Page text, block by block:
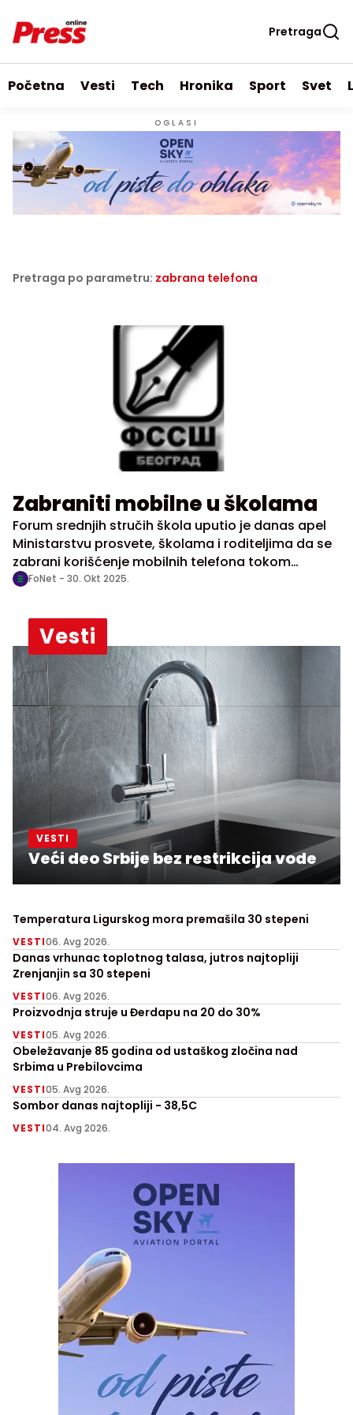
Pretraga
Početna Vesti Tech Hronika Sport Svet
OGLASI
Pretraga po parametru: zabrana telefona
Zabraniti mobilne u školama
Forum srednjih stručih škola uputio je danas apel
Ministarstvu prosvete, školama i roditeljima da se
zabrani korišćenje mobilnih telefona tokom
nastave i školskih odmora, uz poruku da škola
međusobnog poštovanja, a ne prostor digitalne
zavisnosti.
FoNet - 30. Okt 2025.
Vesti
VESTI
Veći deo Srbije bez restrikcija vode
Temperatura Ligurskog mora premašila 30 stepeni
VESTI06. Avg 2026.
Danas vrhunac toplotnog talasa, jutros najtopliji
Zrenjanjin sa 30 stepeni
VESTI06. Avg 2026.
Proizvodnja struje u Đerdapu na 20 do 30%
VESTI05. Avg 2026.
Obeležavanje 85 godina od ustaškog zločina nad
Srbima u Prebilovcima
VESTI05. Avg 2026.
Sombor danas najtopliji - 38,5C
VESTI04. Avg 2026.